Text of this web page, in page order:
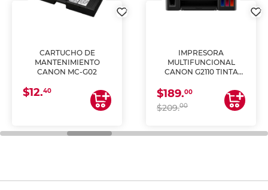
CARTUCHO DE
MANTENIMIENTO
CANON MC-G02
$12.40
IMPRESORA
MULTIFUNCIONAL
CANON G2110 TINTA
$189.00
$209.00